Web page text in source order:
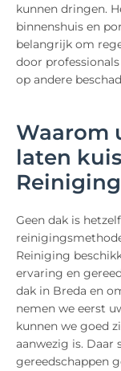
kunnen dringen.
binnenshuis en
belangrijk om
door
op andere
Waarom
laten
Geen dak is
Reiniging
ervaring en
dak in Breda en
nemen we eerst
kunnen we goed
aanwezig is. Daar
gereedschappen